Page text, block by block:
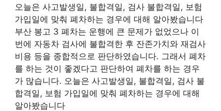
오늘은 사고발생일, 불합격일, 검사 불합격일, 보험
가입일에 맞춰 폐차하는 경우에 대해 알아봤습니다
부산 봉고 3 폐차는 운행에 큰 문제가 없었으나 이
번에 자동차 검사에 불합격한 후 잔존가치와 재검사
비용 등을 종합적으로 판단하였습니다. 그래서 폐차
를 하는 것이 좋겠다고 판단하여 폐차를 하는 경우
가 많습니다. 오늘은 사고발생일, 불합격일, 검사 불
합격일, 보험 가입일에 맞춰 폐차하는 경우에 대해
알아봤습니다